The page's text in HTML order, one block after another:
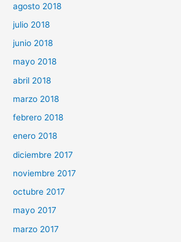
agosto 2018
julio 2018
junio 2018
mayo 2018
abril 2018
marzo 2018
febrero 2018
enero 2018
diciembre 2017
noviembre 2017
octubre 2017
mayo 2017
marzo 2017